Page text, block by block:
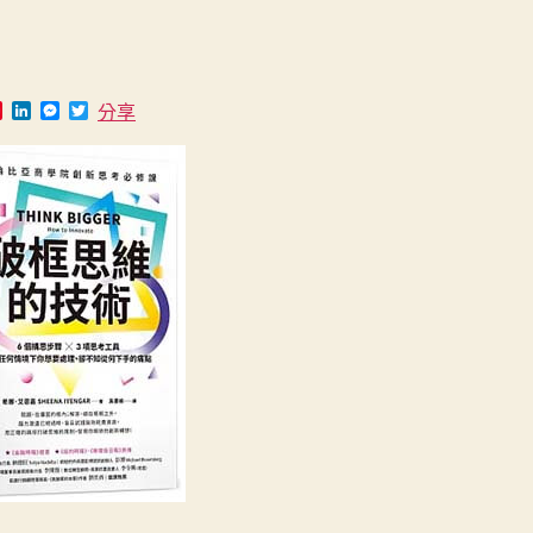
P
n
t
e
r
e
s
t
L
n
k
e
d
I
n
M
e
s
s
e
n
g
e
r
T
w
i
t
t
e
r
分享